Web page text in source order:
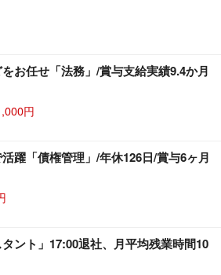
お任せ「法務」/賞与支給実績9.4か月
円
躍「債権管理」/年休126日/賞与6ヶ月
タント」17:00退社、月平均残業時間10